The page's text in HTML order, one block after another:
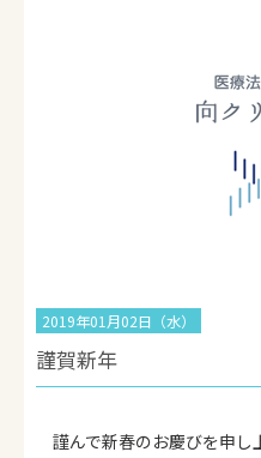
2019年01月02日（水）
謹賀新年
謹んで新春のお慶びを